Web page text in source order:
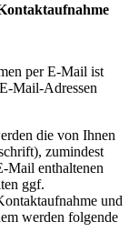
per E-Mail ist
Mail-Adressen
die von Ihnen
zumindest
Mail enthaltenen
ggf.
und
werden folgende